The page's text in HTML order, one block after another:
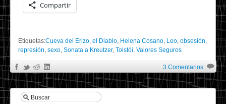
Compartir
Etiquetas:Cueva del Erizo, el Diablo, Helena Cosano, Leo, obsesión,
represión, sexo, Sonata a Kreutzer, Tolstói, Valores Seguros
3 Comentarios